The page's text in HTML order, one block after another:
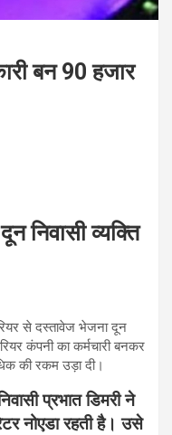
बन 90 हजार
निवासी व्यक्ति
से दस्तावेज भेजना दून
कंपनी का कर्मचारी बनकर
की रकम उड़ा दी।
प्रभात डिमरी ने
नोएडा रहती है। उसे